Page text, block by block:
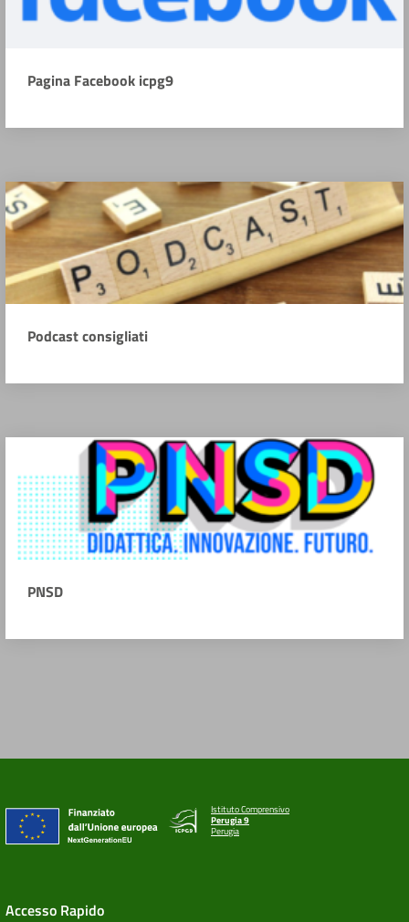
Pagina Facebook icpg9
Podcast consigliati
PNSD
Istituto Comprensivo
Perugia 9
Perugia
Accesso Rapido